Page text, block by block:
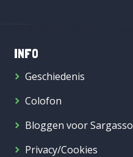
INFO
Geschiedenis
Colofon
Bloggen voor Sargasso
Privacy/Cookies